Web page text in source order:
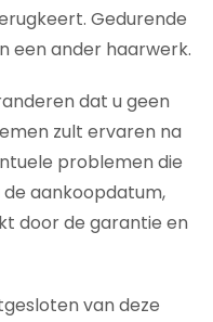
Gedurende
een ander haarwerk.
dat u geen
zult ervaren na
problemen die
aankoopdatum,
door de garantie en
van deze